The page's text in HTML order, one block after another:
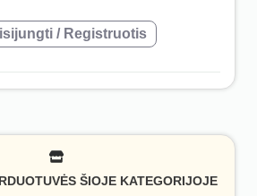
/ Registruotis
ŠIOJE KATEGORIJOJE